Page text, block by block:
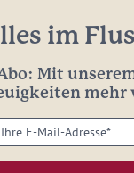
im
Mit
mehr